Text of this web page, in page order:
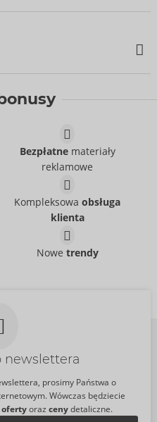
- ORION Brand
22157801021
Cena sugerowana:
Suspender Set
Abierta Fina- ORION Brand
Bezpłatnemateriały
reklamowe
Kompleksowaobsługa
klienta
Nowe trendy
newslettera
prosimy Państwa o
Wówczas będziecie
ofertyoraz cenydetaliczne.